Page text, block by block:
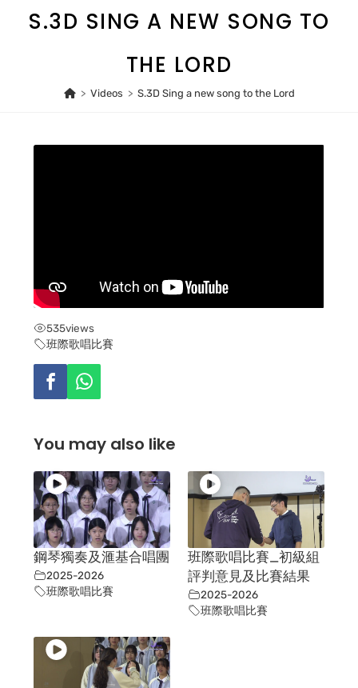
S.3D SING A NEW SONG TO
THE LORD
> Videos > S.3D Sing a new song to the Lord
535views
班際歌唱比賽
You may also like
鋼琴獨奏及滙基合唱團
2025-2026
班際歌唱比賽
班際歌唱比賽_初級組
評判意見及比賽結果
2025-2026
班際歌唱比賽